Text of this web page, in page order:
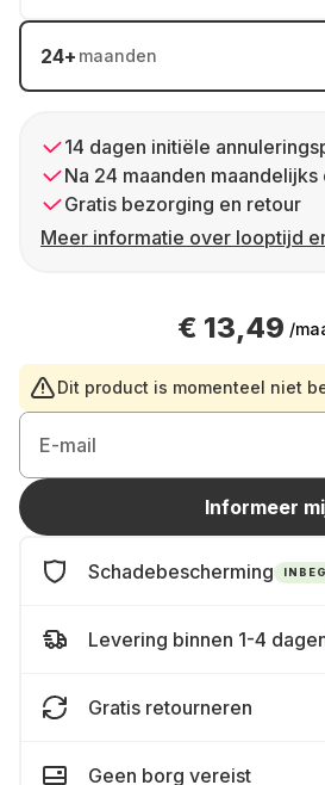
24+ maanden
14 dagen initiële
Na 24 maanden
Gratis bezorging en retour
Meer informatie over looptijd
€ 13,49 /
Dit product is momenteel niet
E-mail
Informeer
Schadebescherming
Levering binnen 1-4
Gratis retourneren
Geen borg vereist